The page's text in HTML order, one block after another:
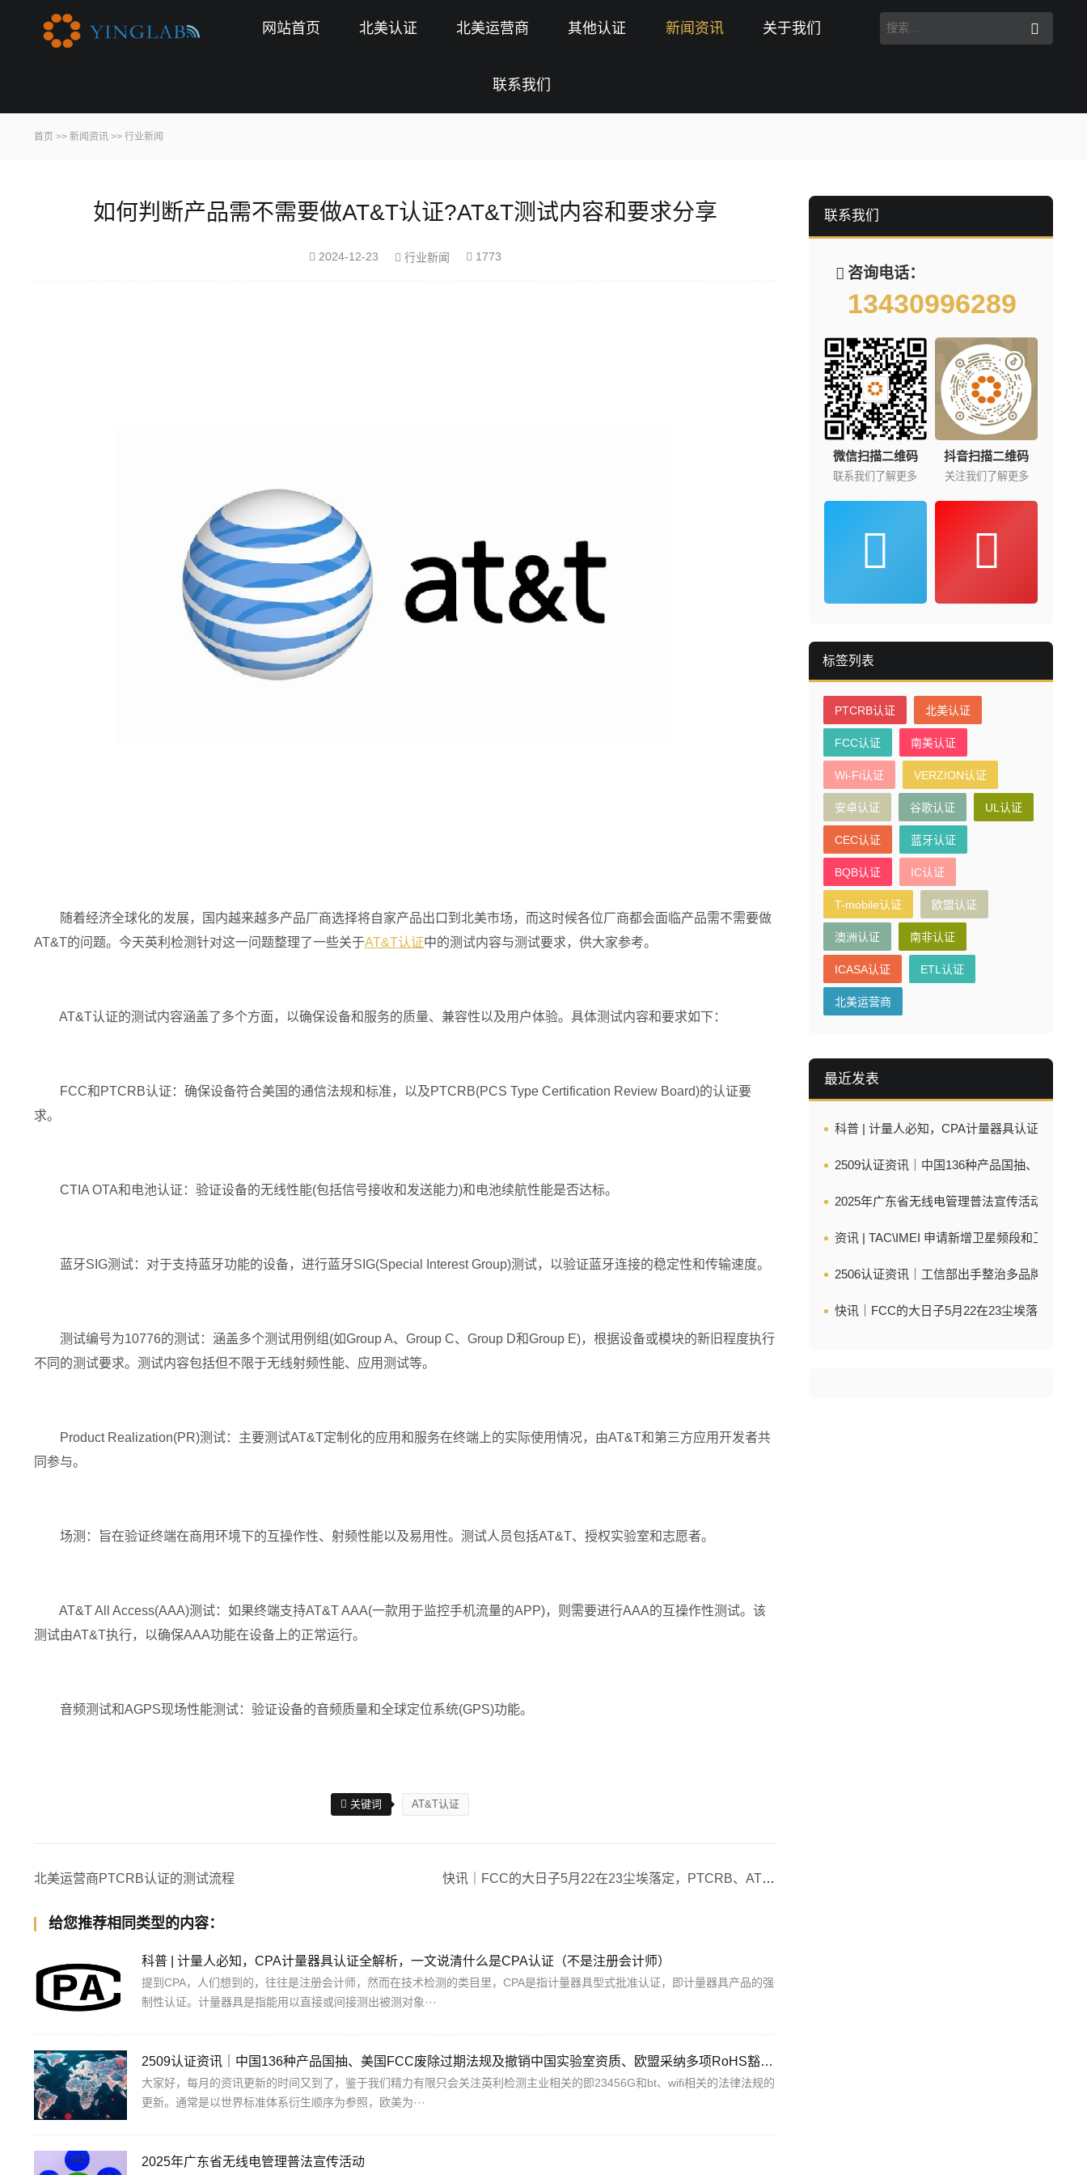
网站首页 北美认证 北美运营商 其他认证 新闻资讯 关于我们
联系我们
首页 >> 新闻资讯 >> 行业新闻
如何判断产品需不需要做AT&T认证?AT&T测试内容和要求分享
2024-12-23 行业新闻 1773
随着经济全球化的发展，国内越来越多产品厂商选择将自家产品出口到北美市场，而这时候各位厂商都会面临产品需不需要做
AT&T的问题。今天英利检测针对这一问题整理了一些关于AT&T认证中的测试内容与测试要求，供大家参考。
AT&T认证的测试内容涵盖了多个方面，以确保设备和服务的质量、兼容性以及用户体验。具体测试内容和要求如下：
FCC和PTCRB认证：确保设备符合美国的通信法规和标准，以及PTCRB(PCS Type Certification Review Board)的认证要
求。
CTIA OTA和电池认证：验证设备的无线性能(包括信号接收和发送能力)和电池续航性能是否达标。
蓝牙SIG测试：对于支持蓝牙功能的设备，进行蓝牙SIG(Special Interest Group)测试，以验证蓝牙连接的稳定性和传输速度。
测试编号为10776的测试：涵盖多个测试用例组(如Group A、Group C、Group D和Group E)，根据设备或模块的新旧程度执行
不同的测试要求。测试内容包括但不限于无线射频性能、应用测试等。
Product Realization(PR)测试：主要测试AT&T定制化的应用和服务在终端上的实际使用情况，由AT&T和第三方应用开发者共
同参与。
场测：旨在验证终端在商用环境下的互操作性、射频性能以及易用性。测试人员包括AT&T、授权实验室和志愿者。
AT&T All Access(AAA)测试：如果终端支持AT&T AAA(一款用于监控手机流量的APP)，则需要进行AAA的互操作性测试。该
测试由AT&T执行，以确保AAA功能在设备上的正常运行。
音频测试和AGPS现场性能测试：验证设备的音频质量和全球定位系统(GPS)功能。
关键词 AT&T认证
北美运营商PTCRB认证的测试流程 快讯｜FCC的大日子5月22在23尘埃落定，PTCRB、ATT、VERIZON和T-MOBILE一直都很稳定无变化
给您推荐相同类型的内容：
科普 | 计量人必知，CPA计量器具认证全解析，一文说清什么是CPA认证（不是注册会计师）
提到CPA，人们想到的，往往是注册会计师，然而在技术检测的类目里，CPA是指计量器具型式批准认证，即计量器具产品的强
制性认证。计量器具是指能用以直接或间接测出被测对象···
2509认证资讯｜中国136种产品国抽、美国FCC废除过期法规及撤销中国实验室资质、欧盟采纳多项RoHS豁免草案
大家好，每月的资讯更新的时间又到了，鉴于我们精力有限只会关注英利检测主业相关的即23456G和bt、wifi相关的法律法规的
更新。通常是以世界标准体系衍生顺序为参照，欧美为···
2025年广东省无线电管理普法宣传活动
联系我们
咨询电话：
13430996289
微信扫描二维码
联系我们了解更多
抖音扫描二维码
关注我们了解更多
标签列表
PTCRB认证 北美认证
FCC认证 南美认证
Wi-Fi认证 VERZION认证
安卓认证 谷歌认证 UL认证
CEC认证 蓝牙认证
BQB认证 IC认证
T-mobile认证 欧盟认证
澳洲认证 南非认证
ICASA认证 ETL认证
北美运营商
最近发表
科普 | 计量人必知，CPA计量器具认证全解析
2509认证资讯｜中国136种产品国抽、美国
2025年广东省无线电管理普法宣传活动
资讯 | TAC\IMEI 申请新增卫星频段和卫星设备
2506认证资讯｜工信部出手整治多品牌充电
快讯｜FCC的大日子5月22在23尘埃落定，